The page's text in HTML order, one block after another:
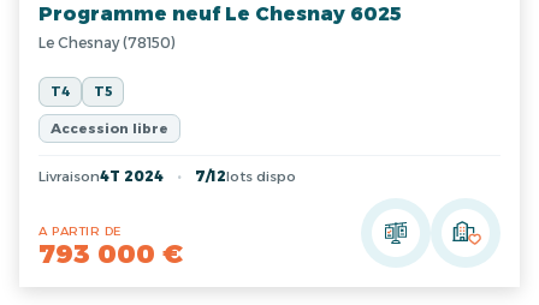
Programme neuf Le Chesnay 6025
Le Chesnay (78150)
T4 T5
Accession libre
Livraison4T 2024 7/12lots dispo
A PARTIR DE
793 000 €